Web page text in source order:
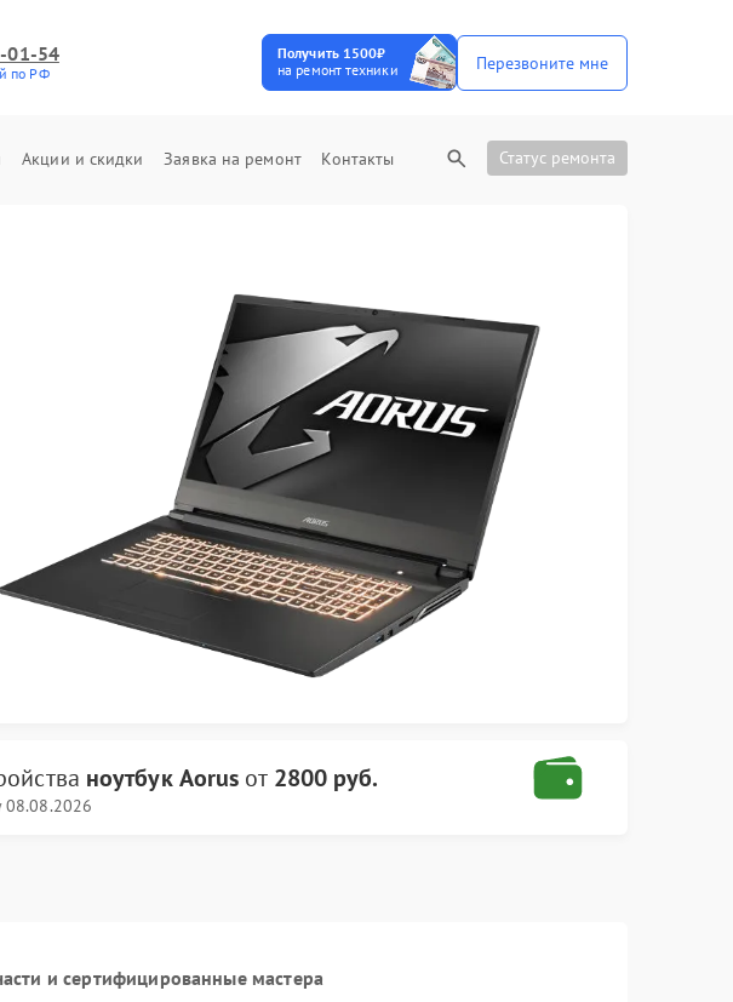
01-54
по РФ
Получить 1500₽
на ремонт техники
Перезвоните мне
Акции и скидки Заявка на ремонт Контакты Статус ремонта
ноутбук Aorus от 2800 руб.
08.08.2026
и сертифицированные мастера